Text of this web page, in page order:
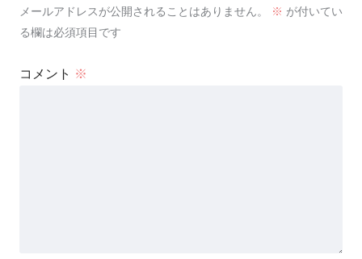
メールアドレスが公開されることはありません。 ※ が付いてい
る欄は必須項目です
コメント ※